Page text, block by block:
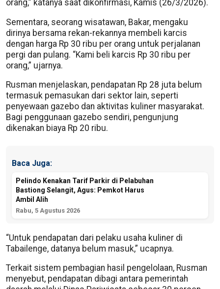
orang,” katanya saat dikonfirmasi, Kamis (26/3/2026).
Sementara, seorang wisatawan, Bakar, mengaku
dirinya bersama rekan-rekannya membeli karcis
dengan harga Rp 30 ribu per orang untuk perjalanan
pergi dan pulang. “Kami beli karcis Rp 30 ribu per
orang,” ujarnya.
Rusman menjelaskan, pendapatan Rp 28 juta belum
termasuk pemasukan dari sektor lain, seperti
penyewaan gazebo dan aktivitas kuliner masyarakat.
Bagi penggunaan gazebo sendiri, pengunjung
dikenakan biaya Rp 20 ribu.
Baca Juga:
Pelindo Kenakan Tarif Parkir di Pelabuhan
Bastiong Selangit, Agus: Pemkot Harus
Ambil Alih
Rabu, 5 Agustus 2026
“Untuk pendapatan dari pelaku usaha kuliner di
Tabailenge, datanya belum masuk,” ucapnya.
Terkait sistem pembagian hasil pengelolaan, Rusman
menyebut, pendapatan dibagi antara pemerintah